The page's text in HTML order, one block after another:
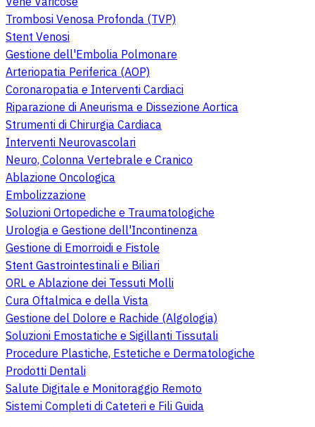
Trombosi Venosa Profonda (TVP)
Stent Venosi
Gestione dell'Embolia Polmonare
Arteriopatia Periferica (AOP)
Coronaropatia e Interventi Cardiaci
Riparazione di Aneurisma e Dissezione Aortica
Strumenti di Chirurgia Cardiaca
Interventi Neurovascolari
Neuro, Colonna Vertebrale e Cranico
Ablazione Oncologica
Embolizzazione
Soluzioni Ortopediche e Traumatologiche
Urologia e Gestione dell'Incontinenza
Gestione di Emorroidi e Fistole
Stent Gastrointestinali e Biliari
ORL e Ablazione dei Tessuti Molli
Cura Oftalmica e della Vista
Gestione del Dolore e Rachide (Algologia)
Soluzioni Emostatiche e Sigillanti Tissutali
Procedure Plastiche, Estetiche e Dermatologiche
Prodotti Dentali
Salute Digitale e Monitoraggio Remoto
Sistemi Completi di Cateteri e Fili Guida